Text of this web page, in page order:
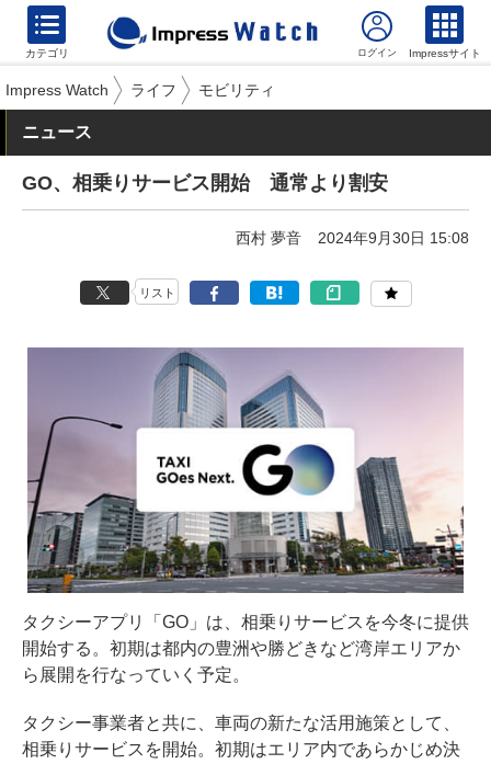
カテゴリ Impressサイト
Impress Watch ライフ モビリティ
ニュース
GO、相乗りサービス開始 通常より割安
西村 夢音 2024年9月30日 15:08
リスト
タクシーアプリ「GO」は、相乗りサービスを今冬に提供
開始する。初期は都内の豊洲や勝どきなど湾岸エリアか
ら展開を行なっていく予定。
タクシー事業者と共に、車両の新たな活用施策として、
相乗りサービスを開始。初期はエリア内であらかじめ決